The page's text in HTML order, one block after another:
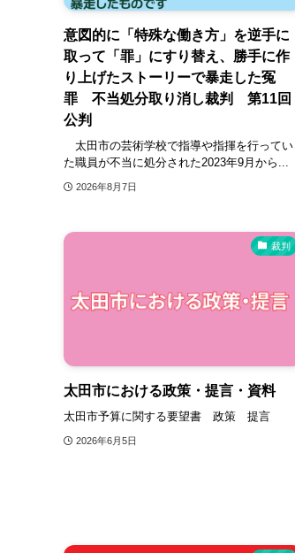
意図的に「特殊な働き方」を逆手に
取って「罪」にすり替え、勝手に作
り上げたストーリーで暴走した冤
罪 不当処分取り消し裁判 第11回
公判
太田市の芸術学校で指導や指揮を行ってい
た職員が不当に処分された2023年9月から...
2026年8月7日
裁判
太田市における政策・提言・資料
太田市予算に関する要望書 政策 提言
2026年6月5日